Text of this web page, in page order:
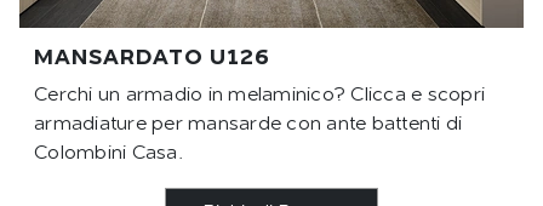
MANSARDATO U126
Cerchi un armadio in melaminico? Clicca e scopri
armadiature per mansarde con ante battenti di
Colombini Casa.